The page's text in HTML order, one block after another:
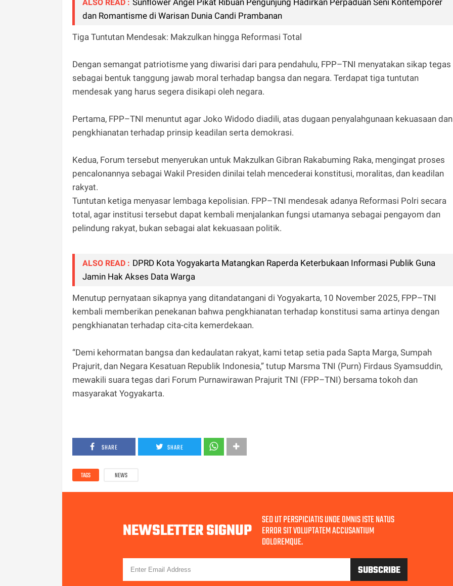
ALSO READ :
dan Romantisme di Warisan Dunia Candi Prambanan
Tiga Tuntutan Mendesak: Makzulkan hingga Reformasi Total
Dengan semangat patriotisme yang diwarisi dari para pendahulu, FPP–TNI menyatakan sikap tegas
sebagai bentuk tanggung jawab moral terhadap bangsa dan negara. Terdapat tiga tuntutan
mendesak yang harus segera disikapi oleh negara.
Pertama, FPP–TNI menuntut agar Joko Widodo diadili, atas dugaan penyalahgunaan kekuasaan dan
pengkhianatan terhadap prinsip keadilan serta demokrasi.
Kedua, Forum tersebut menyerukan untuk Makzulkan Gibran Rakabuming Raka, mengingat proses
pencalonannya sebagai Wakil Presiden dinilai telah mencederai konstitusi, moralitas, dan keadilan
rakyat.
Tuntutan ketiga menyasar lembaga kepolisian. FPP–TNI mendesak adanya Reformasi Polri secara
total, agar institusi tersebut dapat kembali menjalankan fungsi utamanya sebagai pengayom dan
pelindung rakyat, bukan sebagai alat kekuasaan politik.
ALSO READ : DPRD Kota Yogyakarta Matangkan Raperda Keterbukaan Informasi Publik Guna
Jamin Hak Akses Data Warga
Menutup pernyataan sikapnya yang ditandatangani di Yogyakarta, 10 November 2025, FPP–TNI
kembali memberikan penekanan bahwa pengkhianatan terhadap konstitusi sama artinya dengan
pengkhianatan terhadap cita-cita kemerdekaan.
“Demi kehormatan bangsa dan kedaulatan rakyat, kami tetap setia pada Sapta Marga, Sumpah
Prajurit, dan Negara Kesatuan Republik Indonesia,” tutup Marsma TNI (Purn) Firdaus Syamsuddin,
mewakili suara tegas dari Forum Purnawirawan Prajurit TNI (FPP–TNI) bersama tokoh dan
masyarakat Yogyakarta.
SHARE SHARE
TAGS NEWS
NEWSLETTER SIGNUP SED UT PERSPICIATIS UNDE OMNIS ISTE NATUS
ERROR SIT VOLUPTATEM ACCUSANTIUM
DOLOREMQUE.